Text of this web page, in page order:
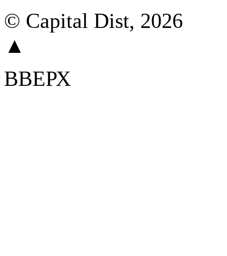
© Capital Dist, 2026
▲
ВВЕРХ